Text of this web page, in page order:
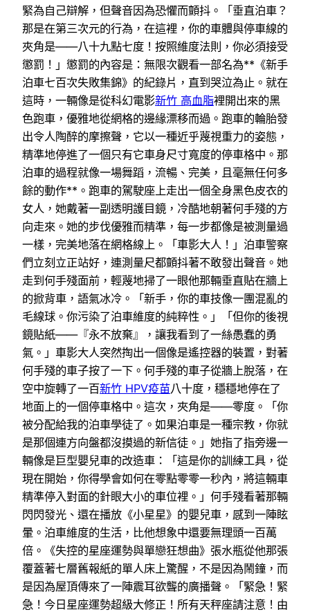
緊為自己辯解，但聲音因為恐懼而顫抖。「垂直泊車？
那是在第三次元的行為，在這裡，你的車體與停車線的
夾角是——八十九點七度！按照維度法則，你必須接受
懲罰！」懲罰的內容是：無限次觀看一部名為**《新手
泊車七百次失敗集錦》的紀錄片，直到哭泣為止。就在
這時，一輛像是從科幻電影新竹 高血脂裡開出來的黑
色跑車，優雅地從網格的邊緣漂移而過。跑車的輪胎發
出令人陶醉的摩擦聲，它以一種近乎蔑視重力的姿態，
精準地停進了一個只有它車身尺寸寬度的停車格中。那
泊車的過程就像一場舞蹈，流暢、完美，且毫無任何多
餘的動作**。跑車的駕駛座上走出一個全身黑色皮衣的
女人，她戴著一副透明護目鏡，冷酷地朝著何手殘的方
向走來。她的步伐優雅而精準，每一步都像是被測量過
一樣，完美地落在網格線上。「車影大人！」泊車警察
們立刻立正站好，連測量尺都顫抖著不敢發出聲音。她
走到何手殘面前，輕蔑地掃了一眼他那輛垂直貼在牆上
的掀背車，語氣冰冷。「新手，你的車技像一團混亂的
毛線球。你污染了泊車維度的純粹性。」「但你的後視
鏡貼紙——『永不放棄』，讓我看到了一絲愚蠢的勇
氣。」車影大人突然掏出一個像是遙控器的裝置，對著
何手殘的車子按了一下。何手殘的車子從牆上脫落，在
空中旋轉了一百新竹 HPV疫苗八十度，穩穩地停在了
地面上的一個停車格中。這次，夾角是——零度。「你
被分配給我的泊車學徒了。如果泊車是一種宗教，你就
是那個連方向盤都沒摸過的新信徒。」她指了指旁邊一
輛像是巨型嬰兒車的改造車：「這是你的訓練工具，從
現在開始，你得學會如何在零點零零一秒內，將這輛車
精準停入對面的針眼大小的車位裡。」何手殘看著那輛
閃閃發光、還在播放《小星星》的嬰兒車，感到一陣眩
暈。泊車維度的生活，比他想象中還要無理頭一百萬
倍。《失控的星座運勢與單戀狂想曲》張水瓶從他那張
覆蓋著七層舊報紙的單人床上驚醒，不是因為鬧鐘，而
是因為屋頂傳來了一陣震耳欲聾的廣播聲。「緊急！緊
急！今日星座運勢超級大修正！所有天秤座請注意！由